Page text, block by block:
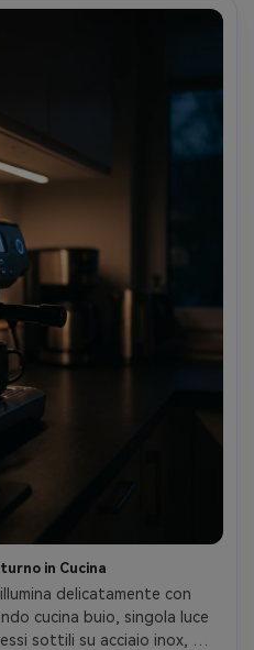
in Cucina
delicatamente con
cucina buio, singola luce
sottili su acciaio inox,